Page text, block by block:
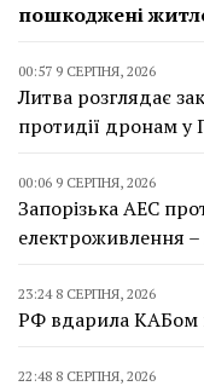
пошкоджені
00:57 9 СЕРПНЯ, 2026
Литва розглядає
протидії дронам у
00:06 9 СЕРПНЯ, 2026
Запорізька АЕС
електроживлення
23:24 8 СЕРПНЯ, 2026
РФ вдарила КАБом
22:48 8 СЕРПНЯ, 2026